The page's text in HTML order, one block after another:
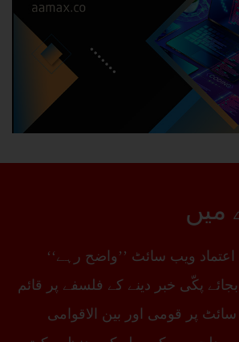
میں
اعتماد ویب سائٹ ’’واضح رہے‘‘
پکّی خبر دینے کے فلسفے پر قائم
پر قومی اور بین الاقوامی